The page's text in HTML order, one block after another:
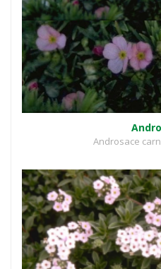
Androsace